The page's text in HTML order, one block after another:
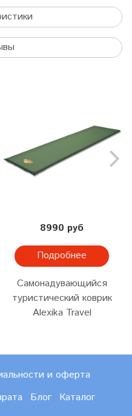
8990 руб
Подробнее
Самонадувающийся
туристический коврик
Alexika Travel
и оферта
Блог
Каталог